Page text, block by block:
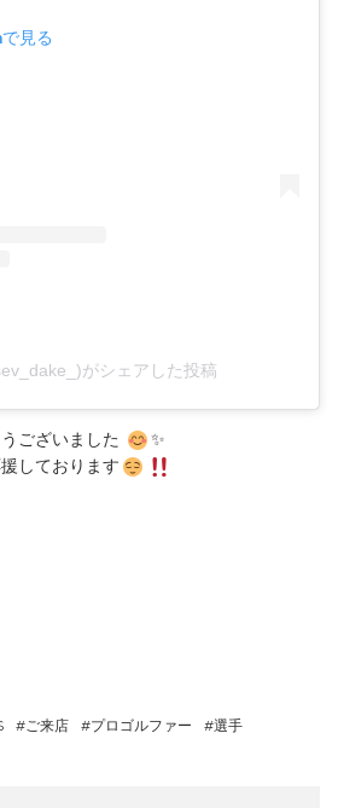
見る
がシェアした投稿
ございました
✨
しております
ご来店 プロゴルファー 選手